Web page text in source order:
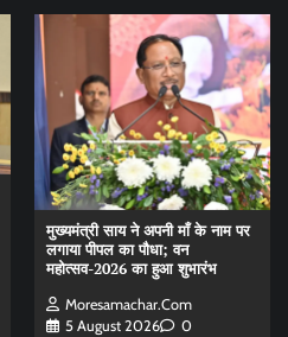
मुख्यमंत्री साय ने अपनी माँ के नाम पर
लगाया पीपल का पौधा; वन
महोत्सव-2026 का हुआ शुभारंभ
Moresamachar.com
5 August 2026
0